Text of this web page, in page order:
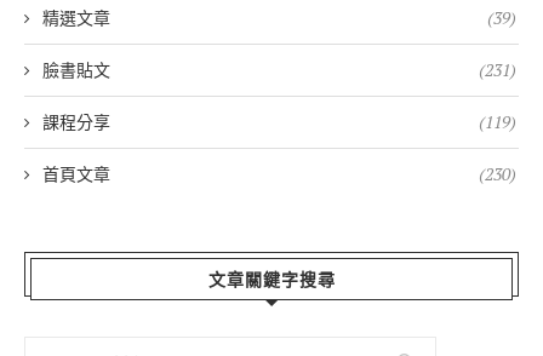
精選文章 (39)
臉書貼文 (231)
課程分享 (119)
首頁文章 (230)
文章關鍵字搜尋